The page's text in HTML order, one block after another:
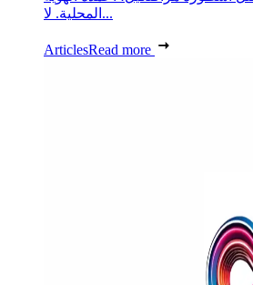
المحلية. لا...
ArticlesRead more